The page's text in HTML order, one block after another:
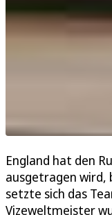
England hat den
ausgetragen wird,
setzte sich das
Vizeweltmeister